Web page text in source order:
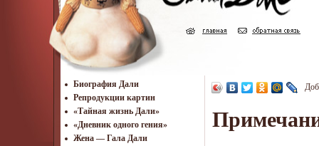
Биография Дали
Репродукции картин
«Тайная жизнь Дали»
«Дневник одного гения»
Жена — Гала Дали